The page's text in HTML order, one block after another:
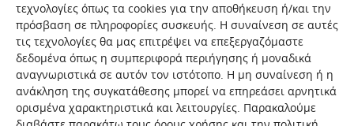
τεχνολογίες όπως τα cookies για την αποθήκευση ή/και την
πρόσβαση σε πληροφορίες συσκευής. Η συναίνεση σε αυτές
τις τεχνολογίες θα μας επιτρέψει να επεξεργαζόμαστε
δεδομένα όπως η συμπεριφορά περιήγησης ή μοναδικά
αναγνωριστικά σε αυτόν τον ιστότοπο. Η μη συναίνεση ή η
ανάκληση της συγκατάθεσης μπορεί να επηρεάσει αρνητικά
ορισμένα χαρακτηριστικά και λειτουργίες. Παρακαλούμε